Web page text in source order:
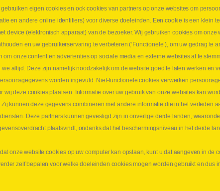
Leveringen
Drukcontrole set
Persmaten
Hydraulische slangen
Parts
7
B-8800 Roeselare
gebruiken eigen cookies en ook cookies van partners op onze websites om
en andere online identifiers) voor diverse doeleinden. Een cookie is een klein
device (elektronisch apparaat) van de bezoeker. Wij gebruiken cookies om onze
en uw gebruikerservaring te verbeteren (‘Functionele’), om uw gedrag te
om onze content en advertenties op sociale media en externe websites af te
altijd. Deze zijn namelijk noodzakelijk om de website goed te laten werken en
worden ingevuld. Niet-functionele cookies verwerken
wij deze cookies plaatsen. Informatie over uw gebruik van onze websites kan
kunnen deze gegevens combineren met andere informatie die in het verleden
Deze partners kunnen gevestigd zijn in onveilige derde landen,
plaatsvindt, ondanks dat het beschermingsniveau in het derde
onze website cookies op uw computer kan opslaan, kunt u dat aangeven in
zelf bepalen voor welke doeleinden cookies mogen worden gebruikt en dus